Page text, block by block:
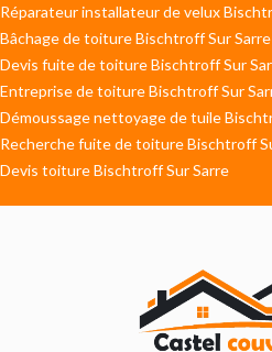
Réparateur installateur de velux
Bâchage de toiture Bischtroff Sur Sarre
Devis fuite de toiture Bischtroff Sur
Entreprise de toiture Bischtroff Sur
Démoussage nettoyage de tuile
Recherche fuite de toiture Bischtroff
Devis toiture Bischtroff Sur Sarre